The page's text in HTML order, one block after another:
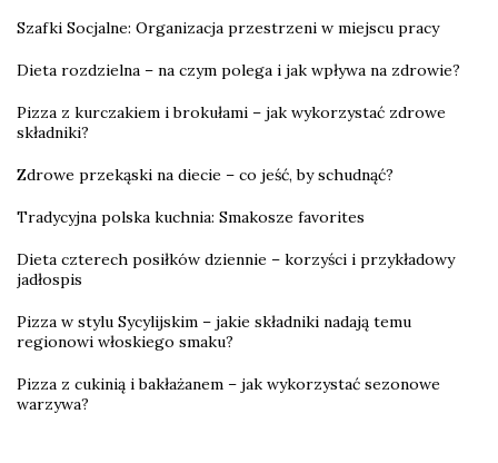
Szafki Socjalne: Organizacja przestrzeni w miejscu pracy
Dieta rozdzielna – na czym polega i jak wpływa na zdrowie?
Pizza z kurczakiem i brokułami – jak wykorzystać zdrowe
składniki?
Zdrowe przekąski na diecie – co jeść, by schudnąć?
Tradycyjna polska kuchnia: Smakosze favorites
Dieta czterech posiłków dziennie – korzyści i przykładowy
jadłospis
Pizza w stylu Sycylijskim – jakie składniki nadają temu
regionowi włoskiego smaku?
Pizza z cukinią i bakłażanem – jak wykorzystać sezonowe
warzywa?